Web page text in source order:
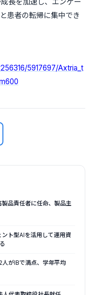
患者の転帰に集中でき
5917697/Axtria_t
品責任者に任命、製品主
ト型AIを活用して運用資
がIBで満点、学年平均